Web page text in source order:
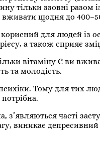
ззовні разом
вживати щодня до
для людей із
а також сприяє
вітаміну C ви
та молодість.
Тому для тих
часті
виникає депресивний